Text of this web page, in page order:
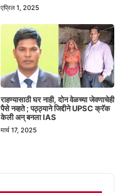
एप्रिल 1, 2025
राहण्यासाठी घर नाही, दोन वेळच्या जेवणाचेही
पैसे नव्हते ; पठ्ठ्याने जिद्दीने UPSC क्रॅक
केली अन् बनला IAS
मार्च 17, 2025